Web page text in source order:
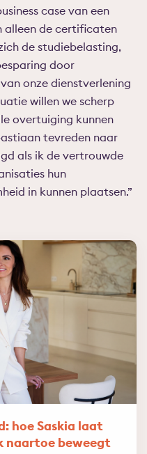
case van een
alleen de certificaten
de studiebelasting,
door
onze dienstverlening
willen we scherp
overtuiging kunnen
tevreden naar
als ik de vertrouwde
hun
in kunnen plaatsen.”
hoe Saskia laat
naartoe beweegt